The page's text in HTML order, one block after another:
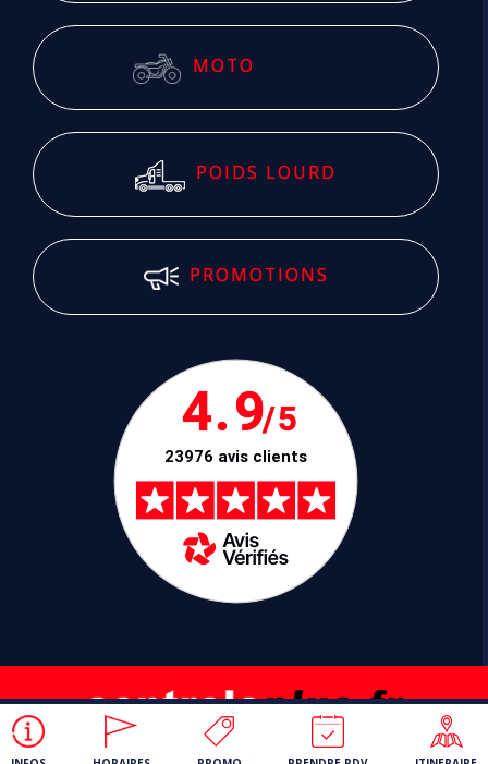
MOTO
POIDS LOURD
PROMOTIONS
4.9/5
23976 avis clients